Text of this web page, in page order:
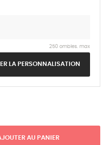
250 ombles. max
LA PERSONNALISATION
AU PANIER